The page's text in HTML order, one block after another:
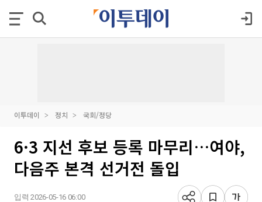
이투데이 정치 국회/정당
6·3 지선 후보 등록 마무리…여야,
다음주 본격 선거전 돌입
입력 2026-05-16 06:00